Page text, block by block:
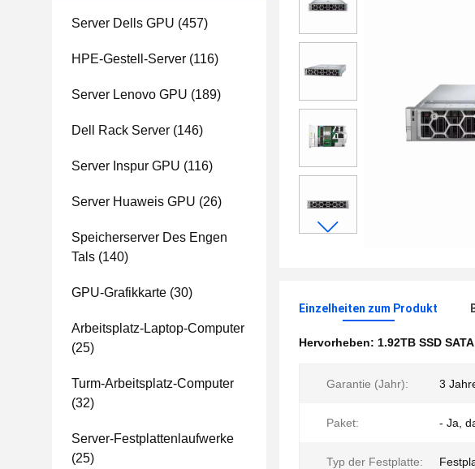
Server Dells GPU (457)
HPE-Gestell-Server (116)
Server Lenovo GPU (189)
Dell Rack Server (146)
Server Inspur GPU (116)
Server Huaweis GPU (26)
Speicherserver Des Engen
Tals (140)
GPU-Grafikkarte (30)
Arbeitsplatz-Laptop-Computer
(25)
Turm-Arbeitsplatz-Computer
(32)
Server-Festplattenlaufwerke
(25)
Einzelheiten zum Produkt
Hervorheben: 1.92TB SSD
Garantie (Jahr): 3
Paket: - Ja,
Typ der Festplatte: